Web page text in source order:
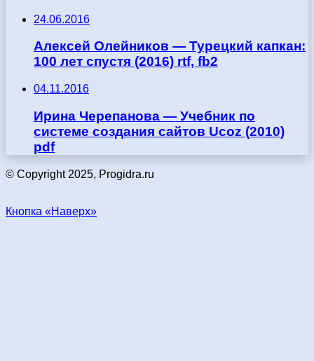
24.06.2016
Алексей Олейников — Турецкий капкан:
100 лет спустя (2016) rtf, fb2
04.11.2016
Ирина Черепанова — Учебник по
системе создания сайтов Ucoz (2010)
pdf
© Copyright 2025, Progidra.ru
Кнопка «Наверх»